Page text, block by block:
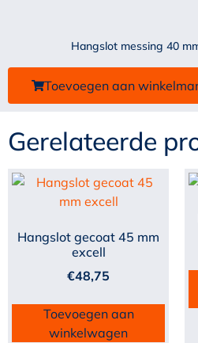
Hangslot messing 40
Toevoegen aan
Gerelateerde
Hangslot gecoat 45 mm
excell
€48,75
Toevoegen aan
winkelwagen